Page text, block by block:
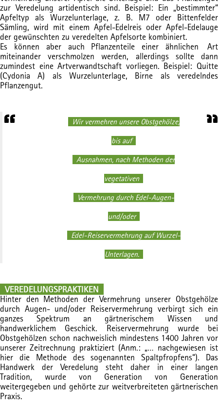
zur Veredelung artidentisch sind. Beispiel: Ein „bestimmter“
Apfeltyp als Wurzelunterlage, z. B. M7 oder Bittenfelder
Sämling, wird mit einem Apfel-Edelreis oder Apfel-Edelauge
der gewünschten zu veredelten Apfelsorte kombiniert.
Es können aber auch Pflanzenteile einer ähnlichen Art
miteinander verschmolzen werden, allerdings sollte dann
zumindest eine Artverwandtschaft vorliegen. Beispiel: Quitte
(Cydonia A) als Wurzelunterlage, Birne als veredelndes
Pflanzengut.
Wir vermehren unsere Obstgehölze,
bis auf
Ausnahmen, nach Methoden der
vegetativen
Vermehrung durch Edel-Augen-
und/oder
Edel-Reiservermehrung auf Wurzel-
Unterlagen.
VEREDELUNGSPRAKTIKEN
Hinter den Methoden der Vermehrung unserer Obstgehölze
durch Augen- und/oder Reiservermehrung verbirgt sich ein
ganzes Spektrum an gärtnerischem Wissen und
handwerklichem Geschick. Reiservermehrung wurde bei
Obstgehölzen schon nachweislich mindestens 1400 Jahren vor
unserer Zeitrechnung praktiziert (Anm.: „… nachgewiesen ist
hier die Methode des sogenannten Spaltpfropfens“). Das
Handwerk der Veredelung steht daher in einer langen
Tradition, wurde von Generation von Generation
weitergegeben und gehörte zur weitverbreiteten gärtnerischen
Praxis.